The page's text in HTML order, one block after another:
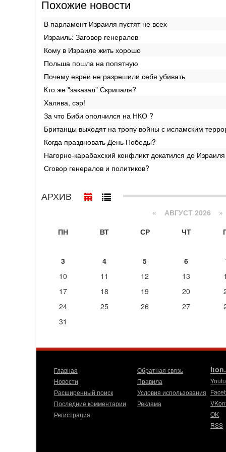
Похожие новости
В парламент Израиля пустят не всех
Израиль: Заговор генералов
Кому в Израиле жить хорошо
Польша пошла на попятную ‎
Почему евреи не разрешили себя убивать
Кто же "заказал" Скрипаля?
Халява, сэр!
За что Биби ополчился на НКО ?
Британцы выходят на тропу войны с исламским
Когда праздновать День Победы?
Нагорно-карабахский конфликт докатился до Израиля
Сговор генералов и политиков?
АРХИВ
« АВГУСТ 2026 »
ПН
ВТ СР ЧТ
3
4 5 6
10
11 12 13
17
18 19 20
24
25 26 27
31
Главная
Новости
Расширенный поиск
Последние комментарии
Регистрация
Обратная связь
Правила
Условия использования
Реклама
OK
RSS